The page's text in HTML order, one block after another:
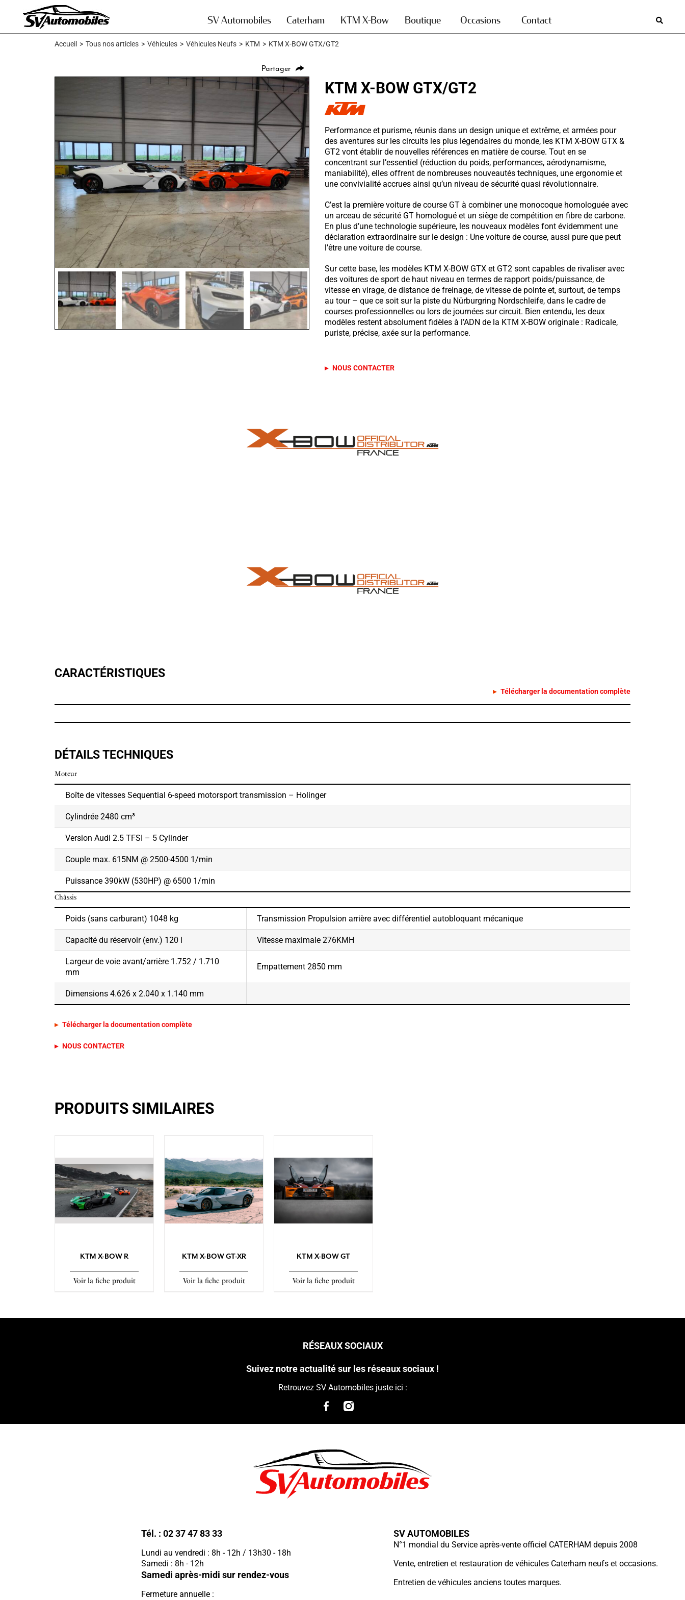
content
SV Automobiles Caterham KTM X-Bow Boutique Occasions Contact
Accueil > Tous nos articles > Véhicules > Véhicules Neufs > KTM > KTM X-BOW GTX/GT2
Partager
KTM X-BOW GTX/GT2
Performance et purisme, réunis dans un design unique et extrême, et armées pour
des aventures sur les circuits les plus légendaires du monde, les KTM X-BOW GTX &
GT2 vont établir de nouvelles références en matière de course. Tout en se
concentrant sur l’essentiel (réduction du poids, performances, aérodynamisme,
maniabilité), elles offrent de nombreuses nouveautés techniques, une ergonomie et
une convivialité accrues ainsi qu’un niveau de sécurité quasi révolutionnaire.
C’est la première voiture de course GT à combiner une monocoque homologuée avec
un arceau de sécurité GT homologué et un siège de compétition en fibre de carbone.
En plus d’une technologie supérieure, les nouveaux modèles font évidemment une
déclaration extraordinaire sur le design : Une voiture de course, aussi pure que peut
l’être une voiture de course.
Sur cette base, les modèles KTM X-BOW GTX et GT2 sont capables de rivaliser avec
des voitures de sport de haut niveau en termes de rapport poids/puissance, de
vitesse en virage, de distance de freinage, de vitesse de pointe et, surtout, de temps
au tour – que ce soit sur la piste du Nürburgring Nordschleife, dans le cadre de
courses professionnelles ou lors de journées sur circuit. Bien entendu, les deux
modèles restent absolument fidèles à l’ADN de la KTM X-BOW originale : Radicale,
puriste, précise, axée sur la performance.
CARACTÉRISTIQUES
Télécharger la documentation complète
DÉTAILS TECHNIQUES
Moteur
Boîte de vitesses Sequential 6-speed motorsport transmission – Holinger
Cylindrée 2480 cm³
Version Audi 2.5 TFSI – 5 Cylinder
Couple max. 615NM @ 2500-4500 1/min
Puissance 390kW (530HP) @ 6500 1/min
Châssis
Poids (sans carburant) 1048 kg Transmission Propulsion arrière avec différentiel autobloquant mécanique
Capacité du réservoir (env.) 120 l Vitesse maximale 276KMH
Largeur de voie avant/arrière 1.752 / 1.710
mm
Empattement 2850 mm
Dimensions 4.626 x 2.040 x 1.140 mm
Télécharger la documentation complète
PRODUITS SIMILAIRES
KTM X-BOW R
Voir la fiche produit
KTM X-BOW GT-XR
Voir la fiche produit
KTM X-BOW GT
Voir la fiche produit
RÉSEAUX SOCIAUX
Suivez notre actualité sur les réseaux sociaux !
Retrouvez SV Automobiles juste ici :
Tél. : 02 37 47 83 33
Lundi au vendredi : 8h - 12h / 13h30 - 18h
Samedi : 8h - 12h
Samedi après-midi sur rendez-vous
Fermeture annuelle :
SV AUTOMOBILES
N°1 mondial du Service après-vente officiel CATERHAM depuis 2008
Vente, entretien et restauration de véhicules Caterham neufs et occasions.
Entretien de véhicules anciens toutes marques.